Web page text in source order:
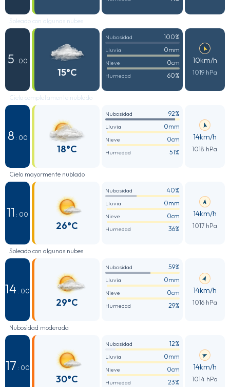
Soleado con algunas nubes
5 : 00
15°C
Nubosidad 100%
Lluvia 0mm
Nieve 0cm
Humedad 60%
10km/h
1019 hPa
Cielo completamente nublado
8 : 00
18°C
Nubosidad 92%
Lluvia 0mm
Nieve 0cm
Humedad 51%
14km/h
1018 hPa
Cielo mayormente nublado
11 : 00
26°C
Nubosidad 40%
Lluvia 0mm
Nieve 0cm
Humedad 36%
14km/h
1017 hPa
Soleado con algunas nubes
14 : 00
29°C
Nubosidad 59%
Lluvia 0mm
Nieve 0cm
Humedad 29%
14km/h
1016 hPa
Nubosidad moderada
17 : 00
30°C
Nubosidad 12%
Lluvia 0mm
Nieve 0cm
Humedad 23%
14km/h
1014 hPa